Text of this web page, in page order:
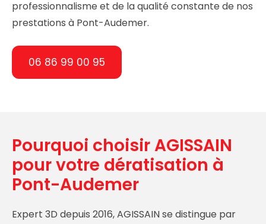
professionnalisme et de la qualité constante de nos
prestations à Pont-Audemer.
06 86 99 00 95
Pourquoi choisir AGISSAIN
pour votre dératisation à
Pont-Audemer
Expert 3D depuis 2016, AGISSAIN se distingue par